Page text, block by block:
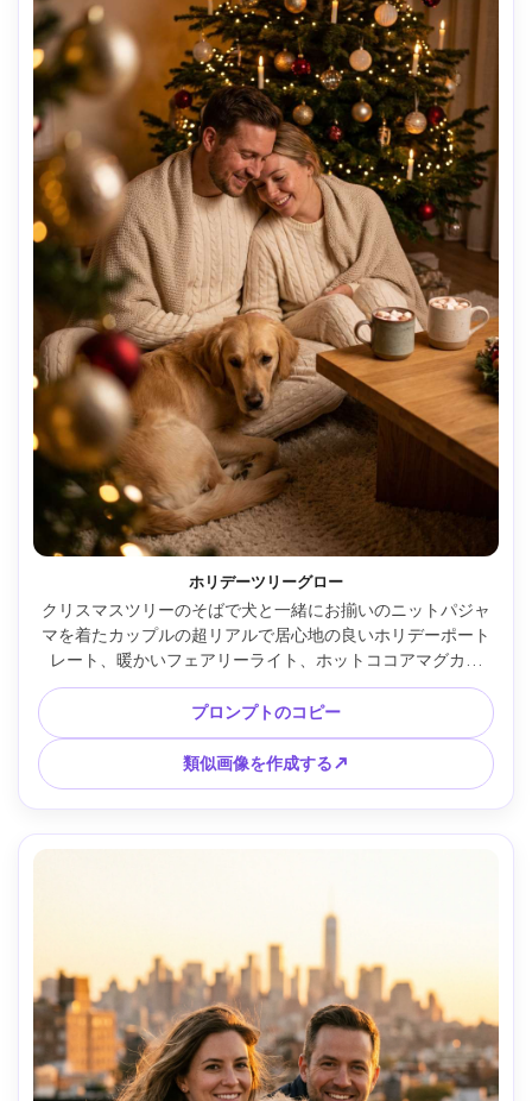
ホリデーツリーグロー
クリスマスツリーのそばで犬と一緒にお揃いのニットパジャ
マを着たカップルの超リアルで居心地の良いホリデーポート
レート、暖かいフェアリーライト、ホットココアマグカッ
プ、柔らかいキャンドルライトの雰囲気、Nikon Z6IIで撮
影、50mm f/1.8、クローズフレーミング、クリーミーなボ
ケ、ナチュラル肌質感、暖かいお祝いカラーグレーディング
--ar 4:5
プロンプトのコピー
類似画像を作成する↗